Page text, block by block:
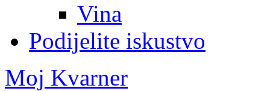
Vina
Podijelite iskustvo
Moj Kvarner